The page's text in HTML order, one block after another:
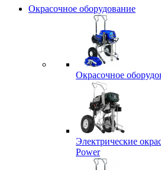
Окрасочное оборудование
Окрасочное
Электрические
Power